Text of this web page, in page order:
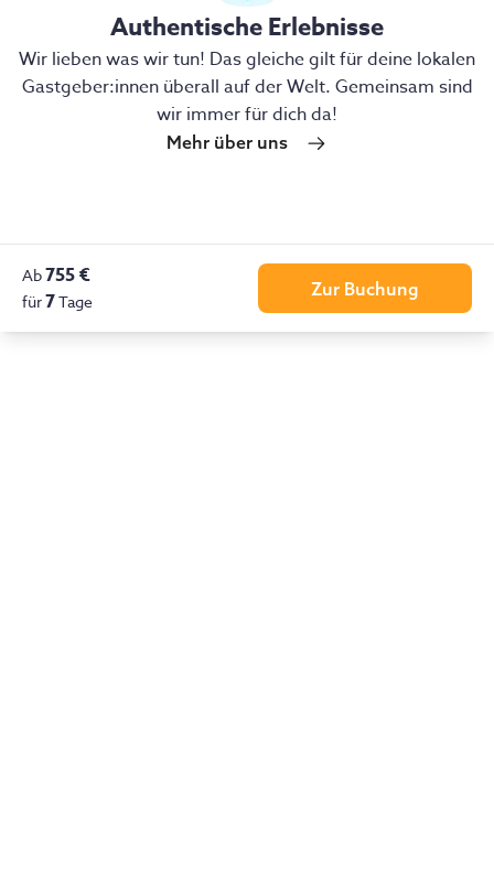
Authentische Erlebnisse
Wir lieben was wir tun! Das gleiche gilt für deine lokalen
Gastgeber:innen überall auf der Welt. Gemeinsam sind
wir immer für dich da!
Mehr über uns
Ab755 €
für7Tage
Zur Buchung